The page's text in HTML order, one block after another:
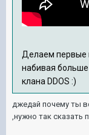
Делаем первые
набивая
клана DDOS :)
джедай почему ты
,нужно так сказать